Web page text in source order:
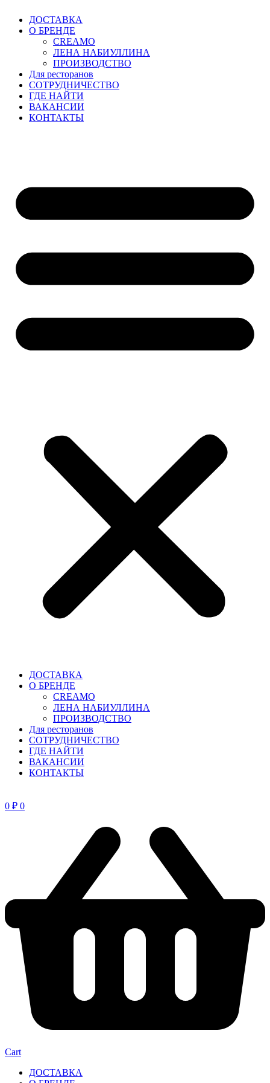
содержимому
ДОСТАВКА
О БРЕНДЕ
CREAMO
ЛЕНА НАБИУЛЛИНА
ПРОИЗВОДСТВО
Для ресторанов
CОТРУДНИЧЕСТВО
ГДЕ НАЙТИ
ВАКАНСИИ
КОНТАКТЫ
ДОСТАВКА
О БРЕНДЕ
CREAMO
ЛЕНА НАБИУЛЛИНА
ПРОИЗВОДСТВО
Для ресторанов
CОТРУДНИЧЕСТВО
ГДЕ НАЙТИ
ВАКАНСИИ
КОНТАКТЫ
0 ₽ 0
Cart
ДОСТАВКА